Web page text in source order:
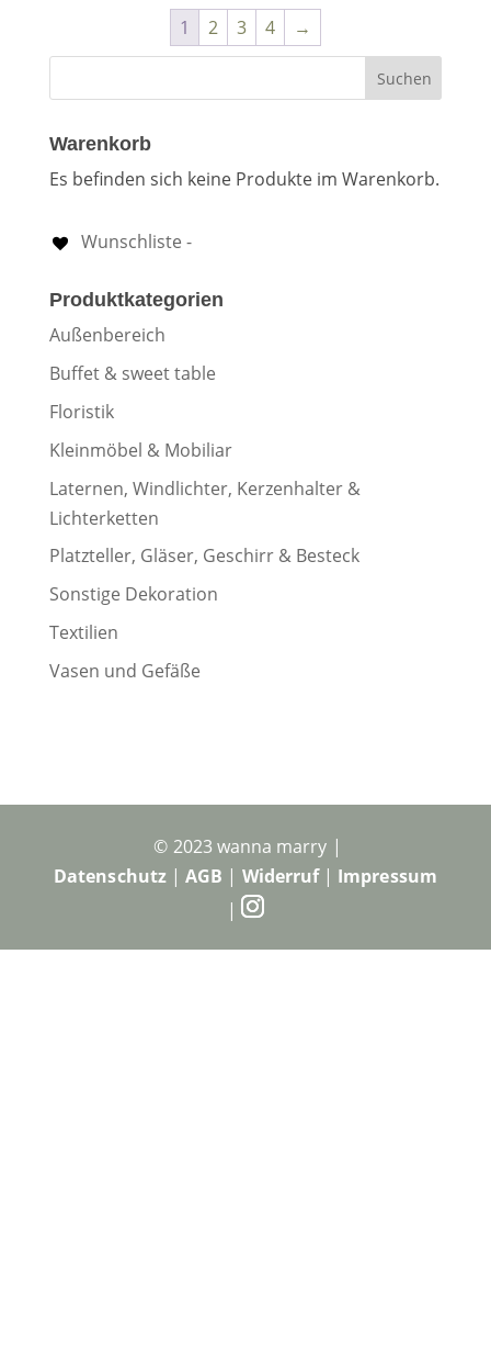
1 2 3 4 →
Warenkorb
Es befinden sich keine Produkte im Warenkorb.
Wunschliste -
Produktkategorien
Außenbereich
Buffet & sweet table
Floristik
Kleinmöbel & Mobiliar
Laternen, Windlichter, Kerzenhalter &
Lichterketten
Platzteller, Gläser, Geschirr & Besteck
Sonstige Dekoration
Textilien
Vasen und Gefäße
© 2023 wanna marry |
Datenschutz|AGB | Widerruf| Impressum
|